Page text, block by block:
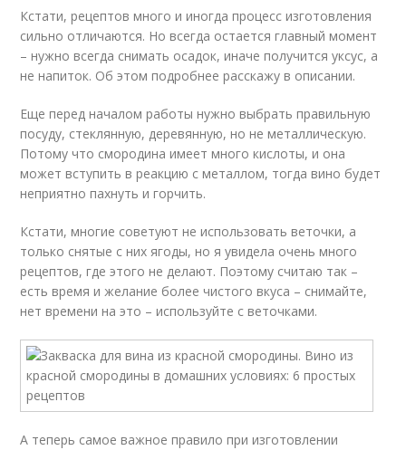
Кстати, рецептов много и иногда процесс изготовления
сильно отличаются. Но всегда остается главный момент
– нужно всегда снимать осадок, иначе получится уксус, а
не напиток. Об этом подробнее расскажу в описании.
Еще перед началом работы нужно выбрать правильную
посуду, стеклянную, деревянную, но не металлическую.
Потому что смородина имеет много кислоты, и она
может вступить в реакцию с металлом, тогда вино будет
неприятно пахнуть и горчить.
Кстати, многие советуют не использовать веточки, а
только снятые с них ягоды, но я увидела очень много
рецептов, где этого не делают. Поэтому считаю так –
есть время и желание более чистого вкуса – снимайте,
нет времени на это – используйте с веточками.
А теперь самое важное правило при изготовлении